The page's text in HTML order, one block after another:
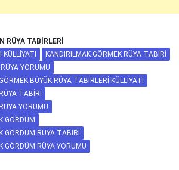
RÜYA TABIRLERI
KÜLLIYATI
KANDIRILMAK GÖRMEK RÜYA TABIRI
YORUMU
BÜYÜK RÜYA TABIRLERI KÜLLIYATI
TABIRI
YORUMU
GÖRDÜM
GÖRDÜM RÜYA TABIRI
GÖRDÜM RÜYA YORUMU